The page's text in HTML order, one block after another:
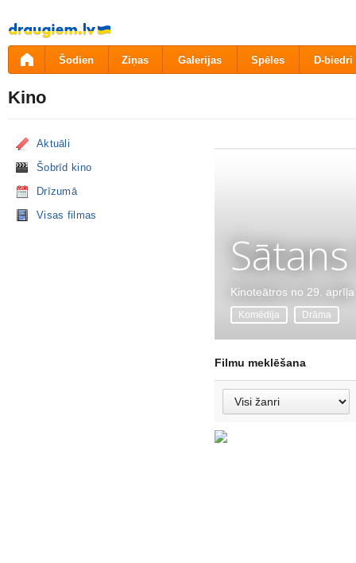
Pāriet
uz
saturu
Šodien Ziņas Galerijas Spēles D-biedri
Kino
Aktuāli
Šobrīd kino
Drīzumā
Visas filmas
Kinoteātros no 29. aprīļa
Komēdija Drāma
Filmu meklēšana